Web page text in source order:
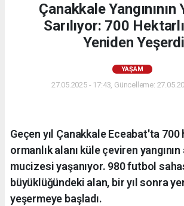
Çanakkale Yangınının
Sarılıyor: 700
Yeniden Yeşerdi
YAŞAM
27.05.2025 - 17:43, Güncelleme:
Geçen yıl Çanakkale Eceabat'ta 700
ormanlık alanı küle çeviren
mucizesi yaşanıyor. 980 futbol
büyüklüğündeki alan, bir yıl sonra
yeşermeye başladı.